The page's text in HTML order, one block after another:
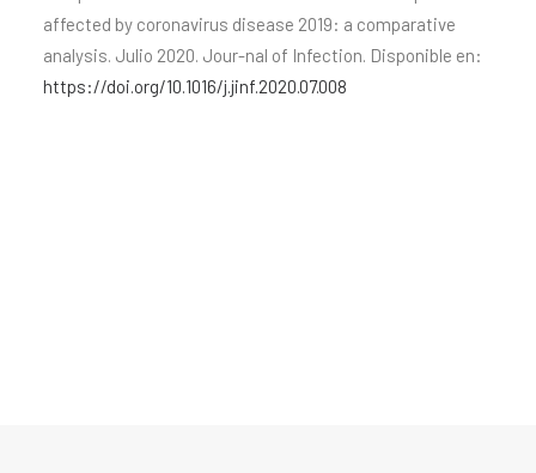
affected by coronavirus disease 2019: a comparative
analysis. Julio 2020. Jour-nal of Infection. Disponible en:
https://doi.org/10.1016/j.jinf.2020.07.008